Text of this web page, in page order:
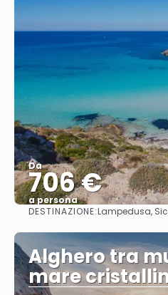
Da
706 €
a persona
DESTINAZIONE:Lampedusa,
Alghero tra
mare